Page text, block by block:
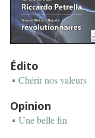
Édito
Chérir nos valeurs
Opinion
Une belle fin